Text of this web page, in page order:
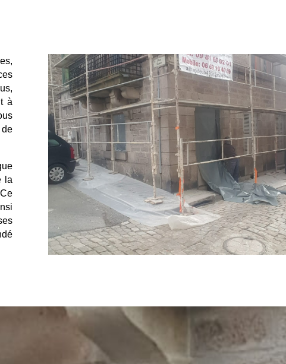
à
la